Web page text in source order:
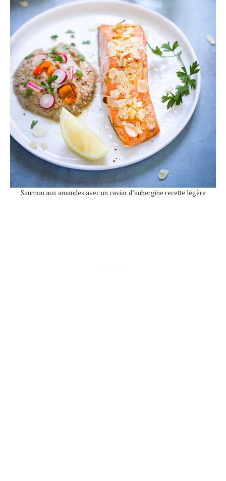
Saumon aux amandes avec un caviar d’aubergine recette légère